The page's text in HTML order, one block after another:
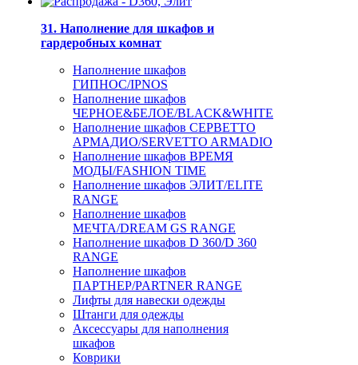
31. Наполнение для шкафов и
гардеробных комнат
Наполнение шкафов
ГИПНОС/IPNOS
Наполнение шкафов
ЧЕРНОЕ&БЕЛОЕ/BLACK&WHITE
Наполнение шкафов СЕРВЕТТО
АРМАДИО/SERVETTO ARMADIO
Наполнение шкафов ВРЕМЯ
МОДЫ/FASHION TIME
Наполнение шкафов ЭЛИТ/ELITE
RANGE
Наполнение шкафов
МЕЧТА/DREAM GS RANGE
Наполнение шкафов D 360/D 360
RANGE
Наполнение шкафов
ПАРТНЕР/PARTNER RANGE
Лифты для навески одежды
Штанги для одежды
Аксессуары для наполнения
шкафов
Коврики